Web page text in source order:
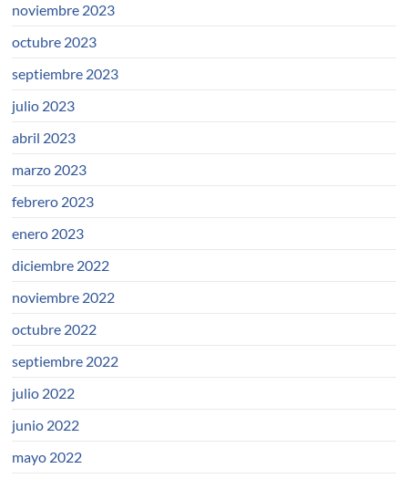
noviembre 2023
octubre 2023
septiembre 2023
julio 2023
abril 2023
marzo 2023
febrero 2023
enero 2023
diciembre 2022
noviembre 2022
octubre 2022
septiembre 2022
julio 2022
junio 2022
mayo 2022